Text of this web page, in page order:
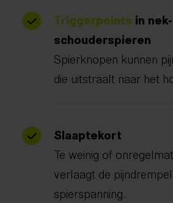
Triggerpoints in
schouderspieren
Spierknopen kunnen
die uitstraalt naar het
Slaaptekort
Te weinig of
verlaagt de
spierspanning.